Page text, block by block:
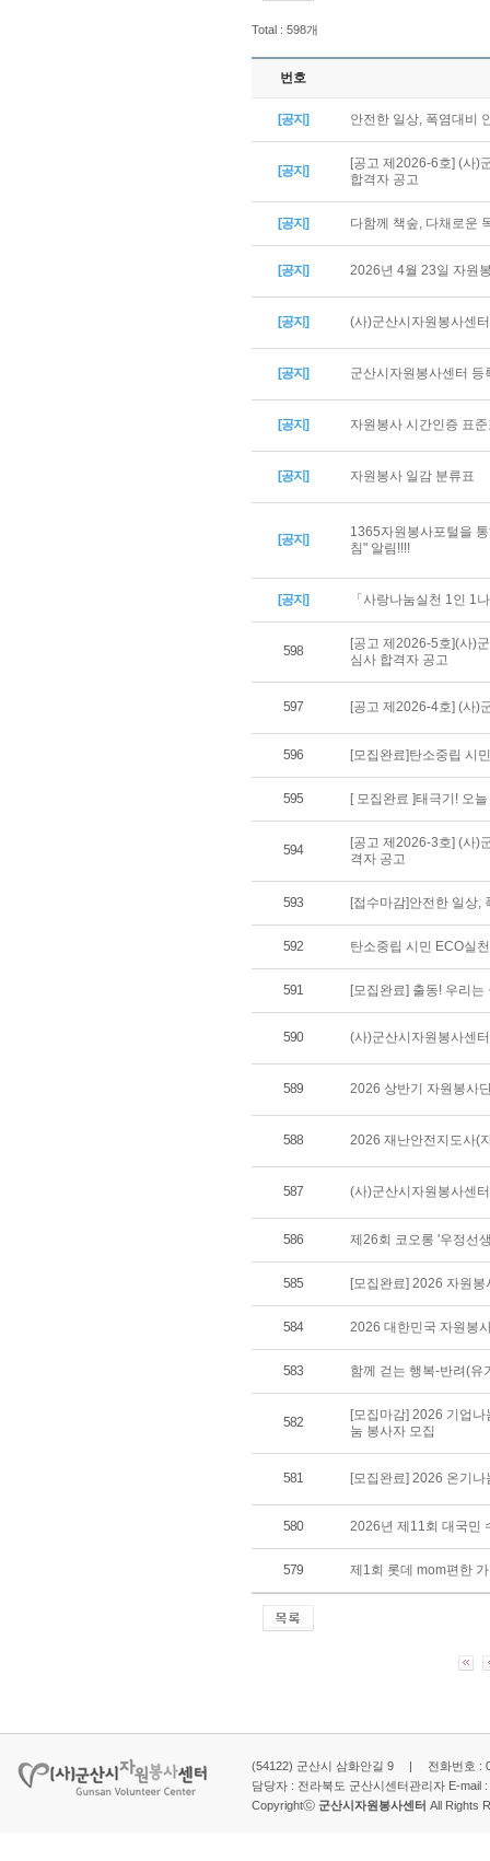
Total : 598개
번호
[공지] 안전한 일상, 폭염대비
[공지]
[공고 제2026-6호] (사)
합격자 공고
[공지] 다함께 책숲, 다채로운
[공지] 2026년 4월 23일 자원
[공지] (사)군산시자원봉사센
[공지] 군산시자원봉사센터 등
[공지] 자원봉사 시간인증 표
[공지] 자원봉사 일감 분류표
[공지]
1365자원봉사포털을
침" 알림!!!!
[공지] 「사랑나눔실천 1인 1
598
[공고 제2026-5호](사)
심사 합격자 공고
597 [공고 제2026-4호] (사)
596 [모집완료]탄소중립 시
595 [ 모집완료 ]태극기! 오
594
[공고 제2026-3호] (사)
격자 공고
593 [접수마감]안전한 일상,
592 탄소중립 시민 ECO실
591 [모집완료] 출동! 우리
590 (사)군산시자원봉사센
589 2026 상반기 자원봉사
588 2026 재난안전지도사(
587 (사)군산시자원봉사센
586 제26회 코오롱 '우정선
585 [모집완료] 2026 자원
584 2026 대한민국 자원봉
583 함께 걷는 행복-반려(유
582
[모집마감] 2026 기업
눔 봉사자 모집
581 [모집완료] 2026 온기
580 2026년 제11회 대국민
579 제1회 롯데 mom편한
(54122) 군산시 삼화안길 9 | 전화번호 :
담당자 : 전라북도 군산시센터관리자 E-mail :
Copyrightⓒ 군산시자원봉사센터 All Rights